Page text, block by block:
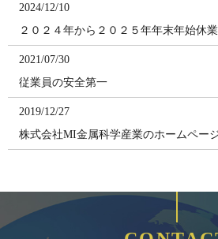
2024/12/10
２０２４年から２０２５年年末年始休
2021/07/30
従業員の安全第一
2019/12/27
株式会社MI金属科学産業のホームペー